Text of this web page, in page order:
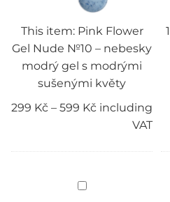
nebesky
gel
s
modrými
sušenými
This item: Pink Flower
Gel Nude №10 – nebesky
modrý gel s modrými
sušenými květy
299 Kč – 599 Kč including
VAT
1
Modeling
gel